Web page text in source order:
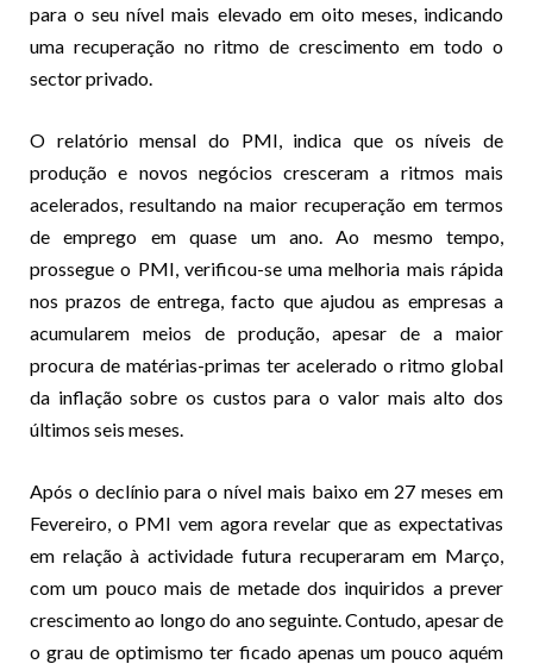
para o seu nível mais elevado em oito meses, indicando
uma recuperação no ritmo de crescimento em todo o
sector privado.
O relatório mensal do PMI, indica que os níveis de
produção e novos negócios cresceram a ritmos mais
acelerados, resultando na maior recuperação em termos
de emprego em quase um ano. Ao mesmo tempo,
prossegue o PMI, verificou-se uma melhoria mais rápida
nos prazos de entrega, facto que ajudou as empresas a
acumularem meios de produção, apesar de a maior
procura de matérias-primas ter acelerado o ritmo global
da inflação sobre os custos para o valor mais alto dos
últimos seis meses.
Após o declínio para o nível mais baixo em 27 meses em
Fevereiro, o PMI vem agora revelar que as expectativas
em relação à actividade futura recuperaram em Março,
com um pouco mais de metade dos inquiridos a prever
crescimento ao longo do ano seguinte. Contudo, apesar de
o grau de optimismo ter ficado apenas um pouco aquém